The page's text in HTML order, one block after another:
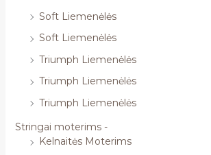
Soft Liemenėlės
Soft Liemenėlės
Triumph Liemenėlės
Triumph Liemenėlės
Triumph Liemenėlės
Stringai moterims -
Kelnaitės Moterims